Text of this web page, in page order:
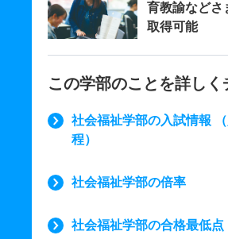
育教諭などさ
取得可能
この学部のことを詳しく
社会福祉学部の入試情報
程）
社会福祉学部の倍率
社会福祉学部の合格最低点